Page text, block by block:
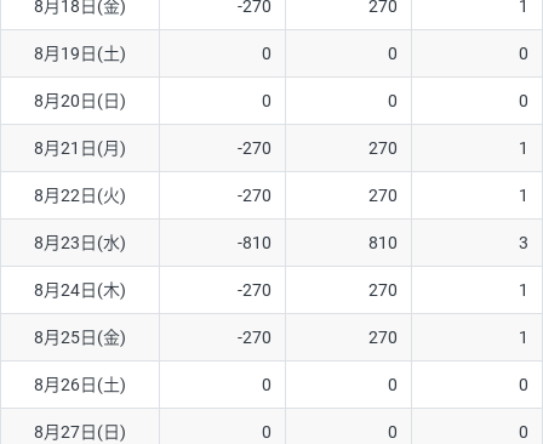
8月18日(金) -270 270 1
8月19日(土) 0 0 0
8月20日(日) 0 0 0
8月21日(月) -270 270 1
8月22日(火) -270 270 1
8月23日(水) -810 810 3
8月24日(木) -270 270 1
8月25日(金) -270 270 1
8月26日(土) 0 0 0
8月27日(日) 0 0 0